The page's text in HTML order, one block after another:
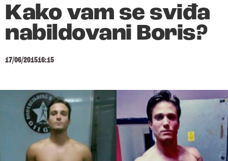
Kako vam se sviđa
nabildovani Boris?
17/06/201516:15